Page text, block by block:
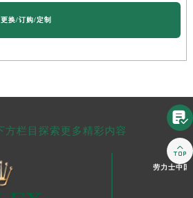
换/订购/定制
方栏目探索更多精彩内容
劳力士中国

